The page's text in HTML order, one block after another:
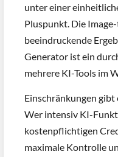
unter einer
Pluspunkt. Die
beeindruckende
Generator ist ein
mehrere KI-Tools im
Einschränkungen gibt
Wer intensiv KI-
kostenpflichtigen
maximale Kontrolle